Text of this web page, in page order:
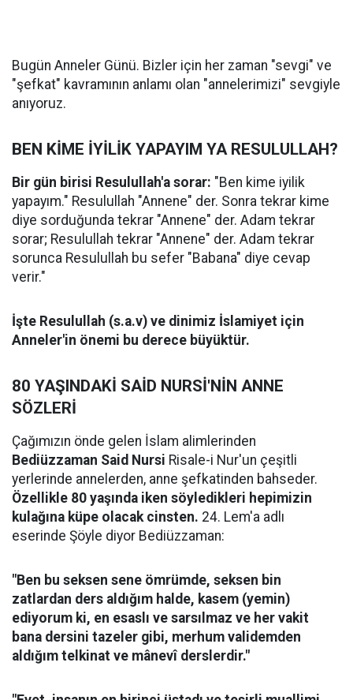
Bugün Anneler Günü. Bizler için her zaman "sevgi" ve
"şefkat" kavramının anlamı olan "annelerimizi" sevgiyle
anıyoruz.
BEN KİME İYİLİK YAPAYIM YA RESULULLAH?
Bir gün birisi Resulullah'a sorar: "Ben kime iyilik
yapayım." Resulullah "Annene" der. Sonra tekrar kime
diye sorduğunda tekrar "Annene" der. Adam tekrar
sorar; Resulullah tekrar "Annene" der. Adam tekrar
sorunca Resulullah bu sefer "Babana" diye cevap
verir."
İşte Resulullah (s.a.v) ve dinimiz İslamiyet için
Anneler'in önemi bu derece büyüktür.
80 YAŞINDAKİ SAİD NURSİ'NİN ANNE
SÖZLERİ
Çağımızın önde gelen İslam alimlerinden
Bediüzzaman Said Nursi Risale-i Nur'un çeşitli
yerlerinde annelerden, anne şefkatinden bahseder.
Özellikle 80 yaşında iken söyledikleri hepimizin
kulağına küpe olacak cinsten. 24. Lem'a adlı
eserinde Şöyle diyor Bediüzzaman:
"Ben bu seksen sene ömrümde, seksen bin
zatlardan ders aldığım halde, kasem (yemin)
ediyorum ki, en esaslı ve sarsılmaz ve her vakit
bana dersini tazeler gibi, merhum validemden
aldığım telkinat ve mânevî derslerdir."